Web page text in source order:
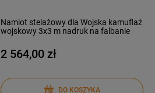
Namiot stelażowy dla Wojska kamuflaż
wojskowy 3x3 m nadruk na falbanie
2 564,00 zł
DO KOSZYKA